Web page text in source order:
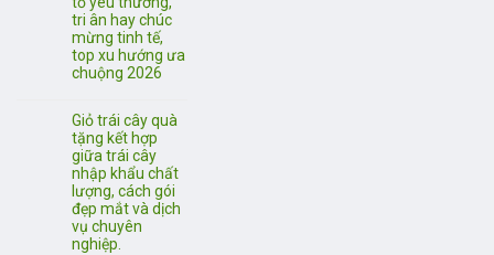
tri ân hay chúc
mừng tinh tế,
top xu hướng ưa
chuộng 2026
Giỏ trái cây quà
tặng kết hợp
giữa trái cây
nhập khẩu chất
lượng, cách gói
đẹp mắt và dịch
vụ chuyên
nghiệp.